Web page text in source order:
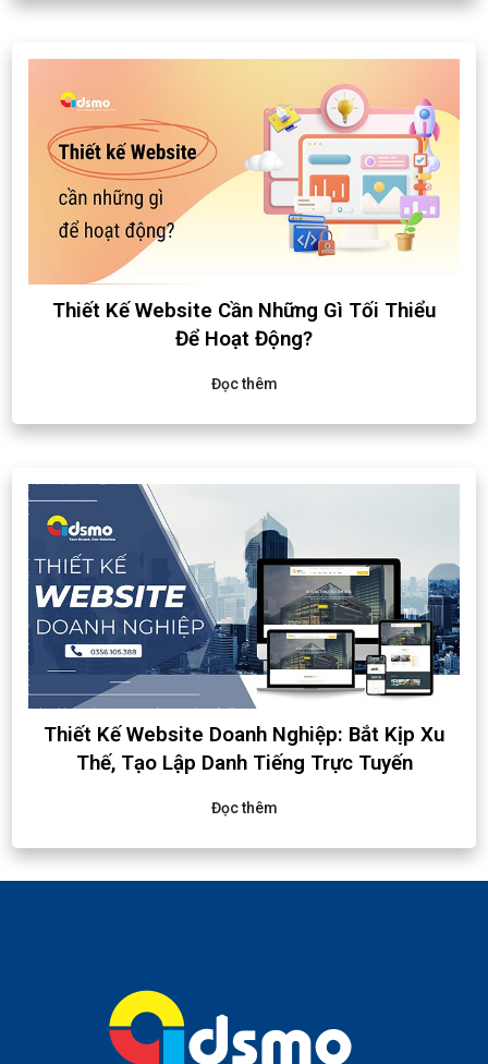
Thiết Kế Website Cần Những Gì Tối Thiểu
Để Hoạt Động?
Đọc thêm
Thiết Kế Website Doanh Nghiệp: Bắt Kịp Xu
Thế, Tạo Lập Danh Tiếng Trực Tuyến
Đọc thêm